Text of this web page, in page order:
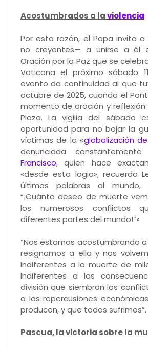
Acostumbrados a laviolencia
Por esta razón, el Papa invita
no creyentes— a unirse a él
Oración por la Paz que se
Vaticana el próximo sábado
evento da continuidad al que
octubre de 2025, cuando el
momento de oración y
Plaza. La vigilia del sábado
oportunidad para no bajar la
víctimas de la «globalización
denunciada
Francisco, quien hace
«desde esta logia», recuerda
últimas palabras al mundo,
“¡Cuánto deseo de muerte
los numerosos conflictos
diferentes partes del mundo!”»
“Nos estamos acostumbrando a
resignamos a ella y nos
Indiferentes a la muerte de
Indiferentes a las
división que siembran los
a las repercusiones
producen, y que todos sufrimos”.
Pascua, la victoria sobre la